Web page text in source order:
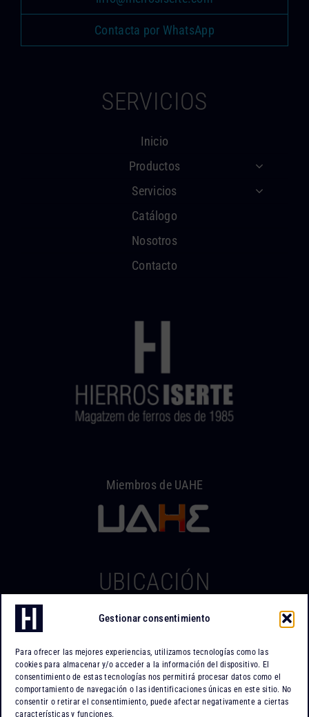
Gestionar consentimiento
Para ofrecer las mejores experiencias, utilizamos tecnologías como las
cookies para almacenar y/o acceder a la información del dispositivo. El
consentimiento de estas tecnologías nos permitirá procesar datos como el
comportamiento de navegación o las identificaciones únicas en este sitio. No
consentir o retirar el consentimiento, puede afectar negativamente a ciertas
características y funciones.
Contacta por WhatsApp
SERVICIOS
Inicio
Productos
Servicios
Catálogo
Nosotros
Contacto
Miembros de UAHE
UBICACIÓN
Hierros Iserte
Po. Ind. Can Tapiola
08110 Montcada i Reixac
Barcelona